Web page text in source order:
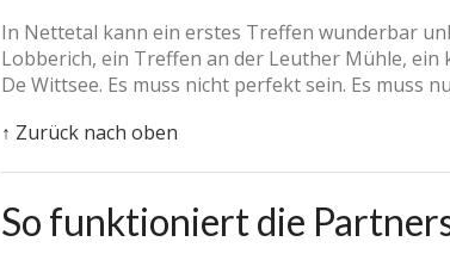
In Nettetal kann ein erstes Treffen wunderbar
Lobberich, ein Treffen an der Leuther Mühle,
De Wittsee. Es muss nicht perfekt sein. Es muss
↑ Zurück nach oben
So funktioniert die